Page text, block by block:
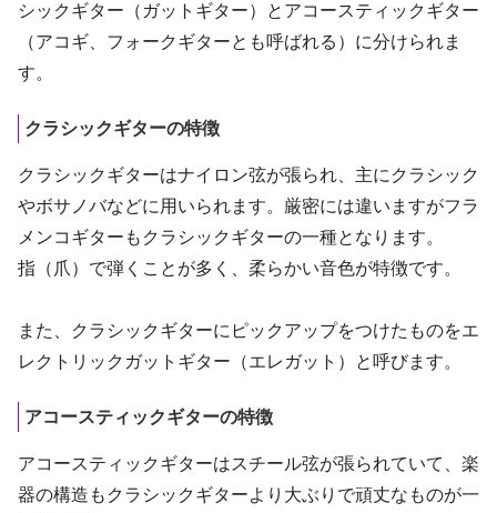
シックギター（ガットギター）とアコースティックギター
（アコギ、フォークギターとも呼ばれる）に分けられま
す。
クラシックギターの特徴
クラシックギターはナイロン弦が張られ、主にクラシック
やボサノバなどに用いられます。厳密には違いますがフラ
メンコギターもクラシックギターの一種となります。
指（爪）で弾くことが多く、柔らかい音色が特徴です。
また、クラシックギターにピックアップをつけたものをエ
レクトリックガットギター（エレガット）と呼びます。
アコースティックギターの特徴
アコースティックギターはスチール弦が張られていて、楽
器の構造もクラシックギターより大ぶりで頑丈なものが一